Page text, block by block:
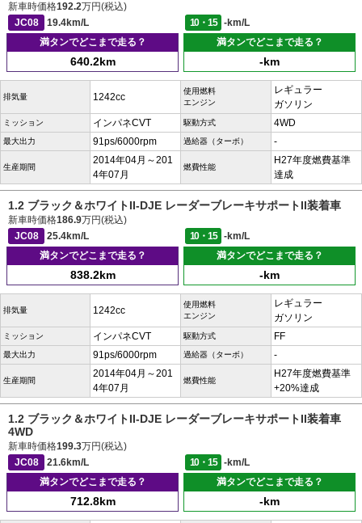
新車時価格192.2万円(税込)
JC08
19.4km/L 10・15
-km/L
満タンでどこまで走る？
640.2km
満タンでどこまで走る？
-km
排気量 1242cc
使用燃料
エンジン
レギュラー
ガソリン
ミッション インパネCVT 駆動方式 4WD
最大出力 91ps/6000rpm 過給器（ターボ） -
生産期間
2014年04月～201
4年07月
燃費性能
H27年度燃費基準
達成
1.2 ブラック＆ホワイトII-DJE レーダーブレーキサポートII装着車
新車時価格186.9万円(税込)
JC08
25.4km/L 10・15
-km/L
満タンでどこまで走る？
838.2km
満タンでどこまで走る？
-km
排気量 1242cc
使用燃料
エンジン
レギュラー
ガソリン
ミッション インパネCVT 駆動方式 FF
最大出力 91ps/6000rpm 過給器（ターボ） -
生産期間
2014年04月～201
4年07月
燃費性能
H27年度燃費基準
+20%達成
1.2 ブラック＆ホワイトII-DJE レーダーブレーキサポートII装着車
4WD
新車時価格199.3万円(税込)
JC08
21.6km/L 10・15
-km/L
満タンでどこまで走る？
712.8km
満タンでどこまで走る？
-km